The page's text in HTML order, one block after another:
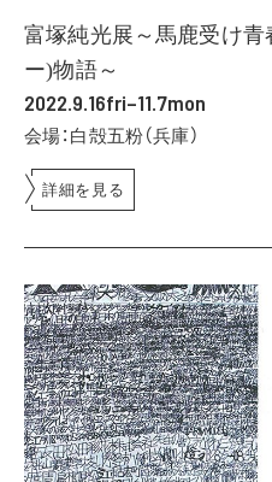
富塚純光展～馬鹿受け
ー)物語～
2022.9.16fri–11.7mon
会場：白殻五粉（兵庫）
詳細を見る